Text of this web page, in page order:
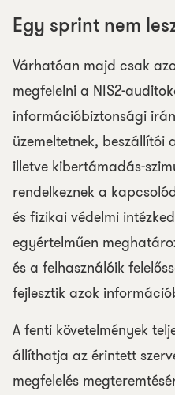
Egy sprint nem
Várhatóan majd csak
megfelelni a NIS2-
információbiztonsági
üzemeltetnek,
illetve kibertámadás-
rendelkeznek a
és fizikai védelmi
egyértelműen
és a felhasználóik
fejlesztik azok
A fenti követelmények
állíthatja az érintett
megfelelés